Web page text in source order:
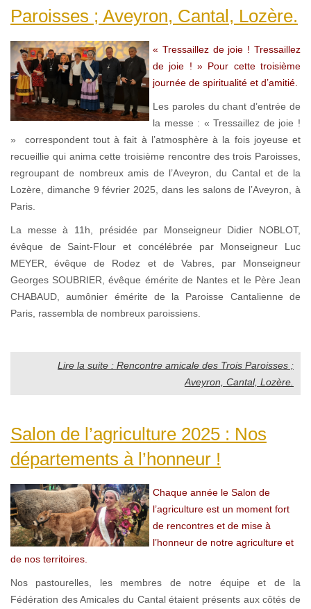
Paroisses ; Aveyron, Cantal, Lozère.
« Tressaillez de joie ! Tressaillez
de joie ! » Pour cette troisième
journée de spiritualité et d’amitié.
Les paroles du chant d’entrée de
la messe : « Tressaillez de joie !
» correspondent tout à fait à l’atmosphère à la fois joyeuse et
recueillie qui anima cette troisième rencontre des trois Paroisses,
regroupant de nombreux amis de l’Aveyron, du Cantal et de la
Lozère, dimanche 9 février 2025, dans les salons de l’Aveyron, à
Paris.
La messe à 11h, présidée par Monseigneur Didier NOBLOT,
évêque de Saint-Flour et concélébrée par Monseigneur Luc
MEYER, évêque de Rodez et de Vabres, par Monseigneur
Georges SOUBRIER, évêque émérite de Nantes et le Père Jean
CHABAUD, aumônier émérite de la Paroisse Cantalienne de
Paris, rassembla de nombreux paroissiens.
Lire la suite : Rencontre amicale des Trois Paroisses ;
Aveyron, Cantal, Lozère.
Salon de l’agriculture 2025 : Nos
départements à l’honneur !
Chaque année le Salon de
l’agriculture est un moment fort
de rencontres et de mise à
l’honneur de notre agriculture et
de nos territoires.
Nos pastourelles, les membres de notre équipe et de la
Fédération des Amicales du Cantal étaient présents aux côtés de